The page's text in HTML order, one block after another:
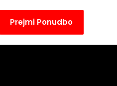
Prejmi Ponudbo